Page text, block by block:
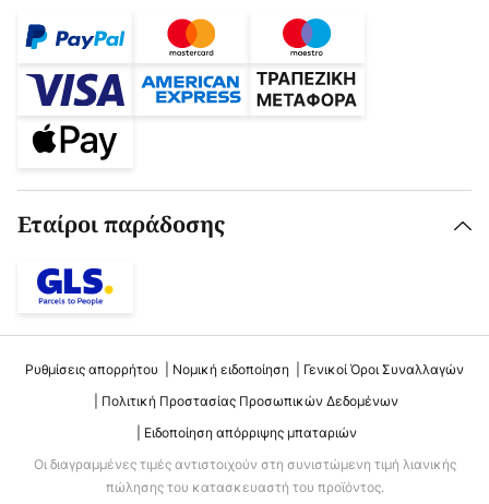
Εταίροι παράδοσης
Ρυθμίσεις απορρήτου Νομική ειδοποίηση
Γενικοί Όροι Συναλλαγών
Πολιτική Προστασίας Προσωπικών Δεδομένων
Ειδοποίηση απόρριψης μπαταριών
Οι διαγραμμένες τιμές αντιστοιχούν στη συνιστώμενη τιμή λιανικής
πώλησης του κατασκευαστή του προϊόντος.